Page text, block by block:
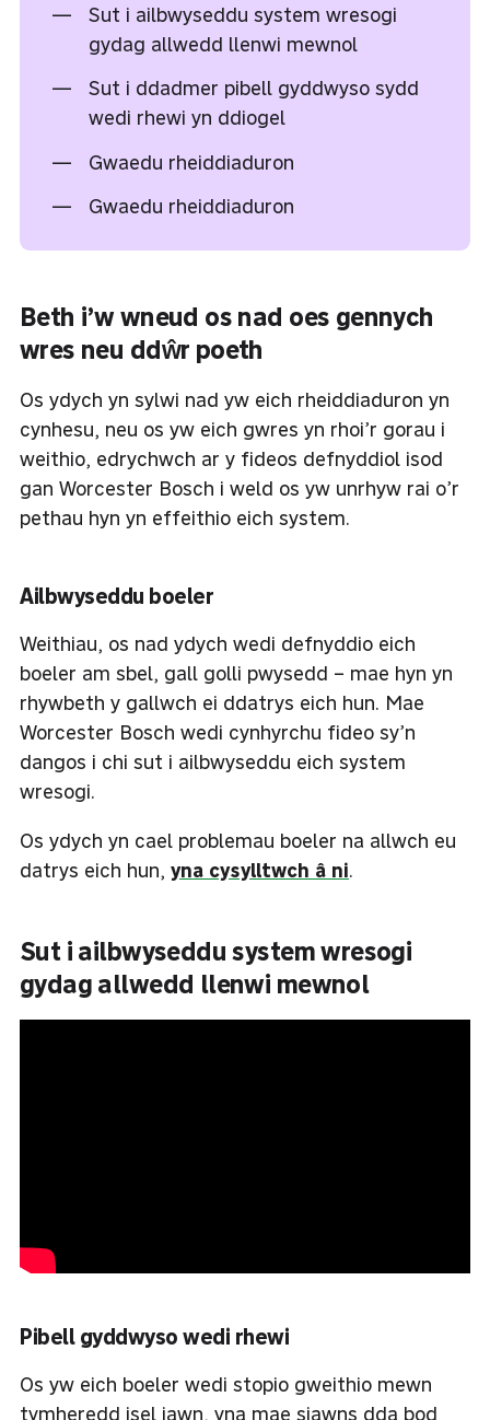
Sut i ailbwyseddu system wresogi
gydag allwedd llenwi mewnol
Sut i ddadmer pibell gyddwyso sydd
wedi rhewi yn ddiogel
Gwaedu rheiddiaduron
Gwaedu rheiddiaduron
Beth i’w wneud os nad oes gennych
wres neu ddŵr poeth
Os ydych yn sylwi nad yw eich rheiddiaduron yn
cynhesu, neu os yw eich gwres yn rhoi’r gorau i
weithio, edrychwch ar y fideos defnyddiol isod
gan Worcester Bosch i weld os yw unrhyw rai o’r
pethau hyn yn effeithio eich system.
Ailbwyseddu boeler
Weithiau, os nad ydych wedi defnyddio eich
boeler am sbel, gall golli pwysedd – mae hyn yn
rhywbeth y gallwch ei ddatrys eich hun. Mae
Worcester Bosch wedi cynhyrchu fideo sy’n
dangos i chi sut i ailbwyseddu eich system
wresogi.
Os ydych yn cael problemau boeler na allwch eu
datrys eich hun, yna cysylltwch â ni.
Sut i ailbwyseddu system wresogi
gydag allwedd llenwi mewnol
Pibell gyddwyso wedi rhewi
Os yw eich boeler wedi stopio gweithio mewn
tymheredd isel iawn, yna mae siawns dda bod